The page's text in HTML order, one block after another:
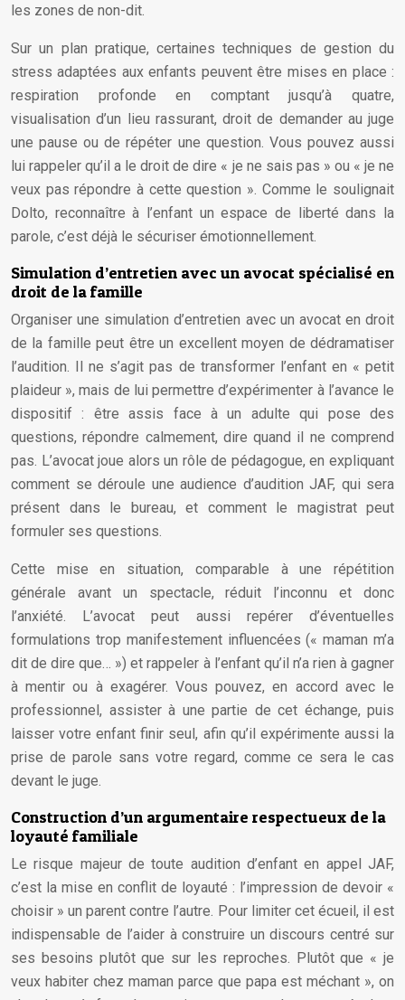
les zones de non-dit.
Sur un plan pratique, certaines techniques de gestion du
stress adaptées aux enfants peuvent être mises en place :
respiration profonde en comptant jusqu’à quatre,
visualisation d’un lieu rassurant, droit de demander au juge
une pause ou de répéter une question. Vous pouvez aussi
lui rappeler qu’il a le droit de dire « je ne sais pas » ou « je ne
veux pas répondre à cette question ». Comme le soulignait
Dolto, reconnaître à l’enfant un espace de liberté dans la
parole, c’est déjà le sécuriser émotionnellement.
Simulation d’entretien avec un avocat spécialisé en
droit de la famille
Organiser une simulation d’entretien avec un avocat en droit
de la famille peut être un excellent moyen de dédramatiser
l’audition. Il ne s’agit pas de transformer l’enfant en « petit
plaideur », mais de lui permettre d’expérimenter à l’avance le
dispositif : être assis face à un adulte qui pose des
questions, répondre calmement, dire quand il ne comprend
pas. L’avocat joue alors un rôle de pédagogue, en expliquant
comment se déroule une audience d’audition JAF, qui sera
présent dans le bureau, et comment le magistrat peut
formuler ses questions.
Cette mise en situation, comparable à une répétition
générale avant un spectacle, réduit l’inconnu et donc
l’anxiété. L’avocat peut aussi repérer d’éventuelles
formulations trop manifestement influencées (« maman m’a
dit de dire que… ») et rappeler à l’enfant qu’il n’a rien à gagner
à mentir ou à exagérer. Vous pouvez, en accord avec le
professionnel, assister à une partie de cet échange, puis
laisser votre enfant finir seul, afin qu’il expérimente aussi la
prise de parole sans votre regard, comme ce sera le cas
devant le juge.
Construction d’un argumentaire respectueux de la
loyauté familiale
Le risque majeur de toute audition d’enfant en appel JAF,
c’est la mise en conflit de loyauté : l’impression de devoir «
choisir » un parent contre l’autre. Pour limiter cet écueil, il est
indispensable de l’aider à construire un discours centré sur
ses besoins plutôt que sur les reproches. Plutôt que « je
veux habiter chez maman parce que papa est méchant », on